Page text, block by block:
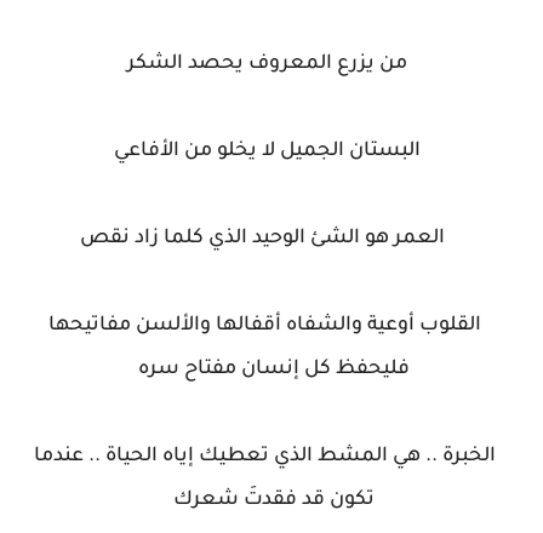
من يزرع المعروف يحصد الشكر
البستان الجميل لا يخلو من الأفاعي
العمر هو الشئ الوحيد الذي كلما زاد نقص
القلوب أوعية والشفاه أقفالها والألسن مفاتيحها
فليحفظ كل إنسان مفتاح سره
الخبرة .. هي المشط الذي تعطيك إياه الحياة .. عندما
تكون قد فقدتَ شعرك